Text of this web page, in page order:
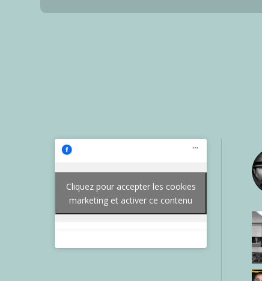
Cliquez pour accepter les cookies
marketing et activer ce contenu